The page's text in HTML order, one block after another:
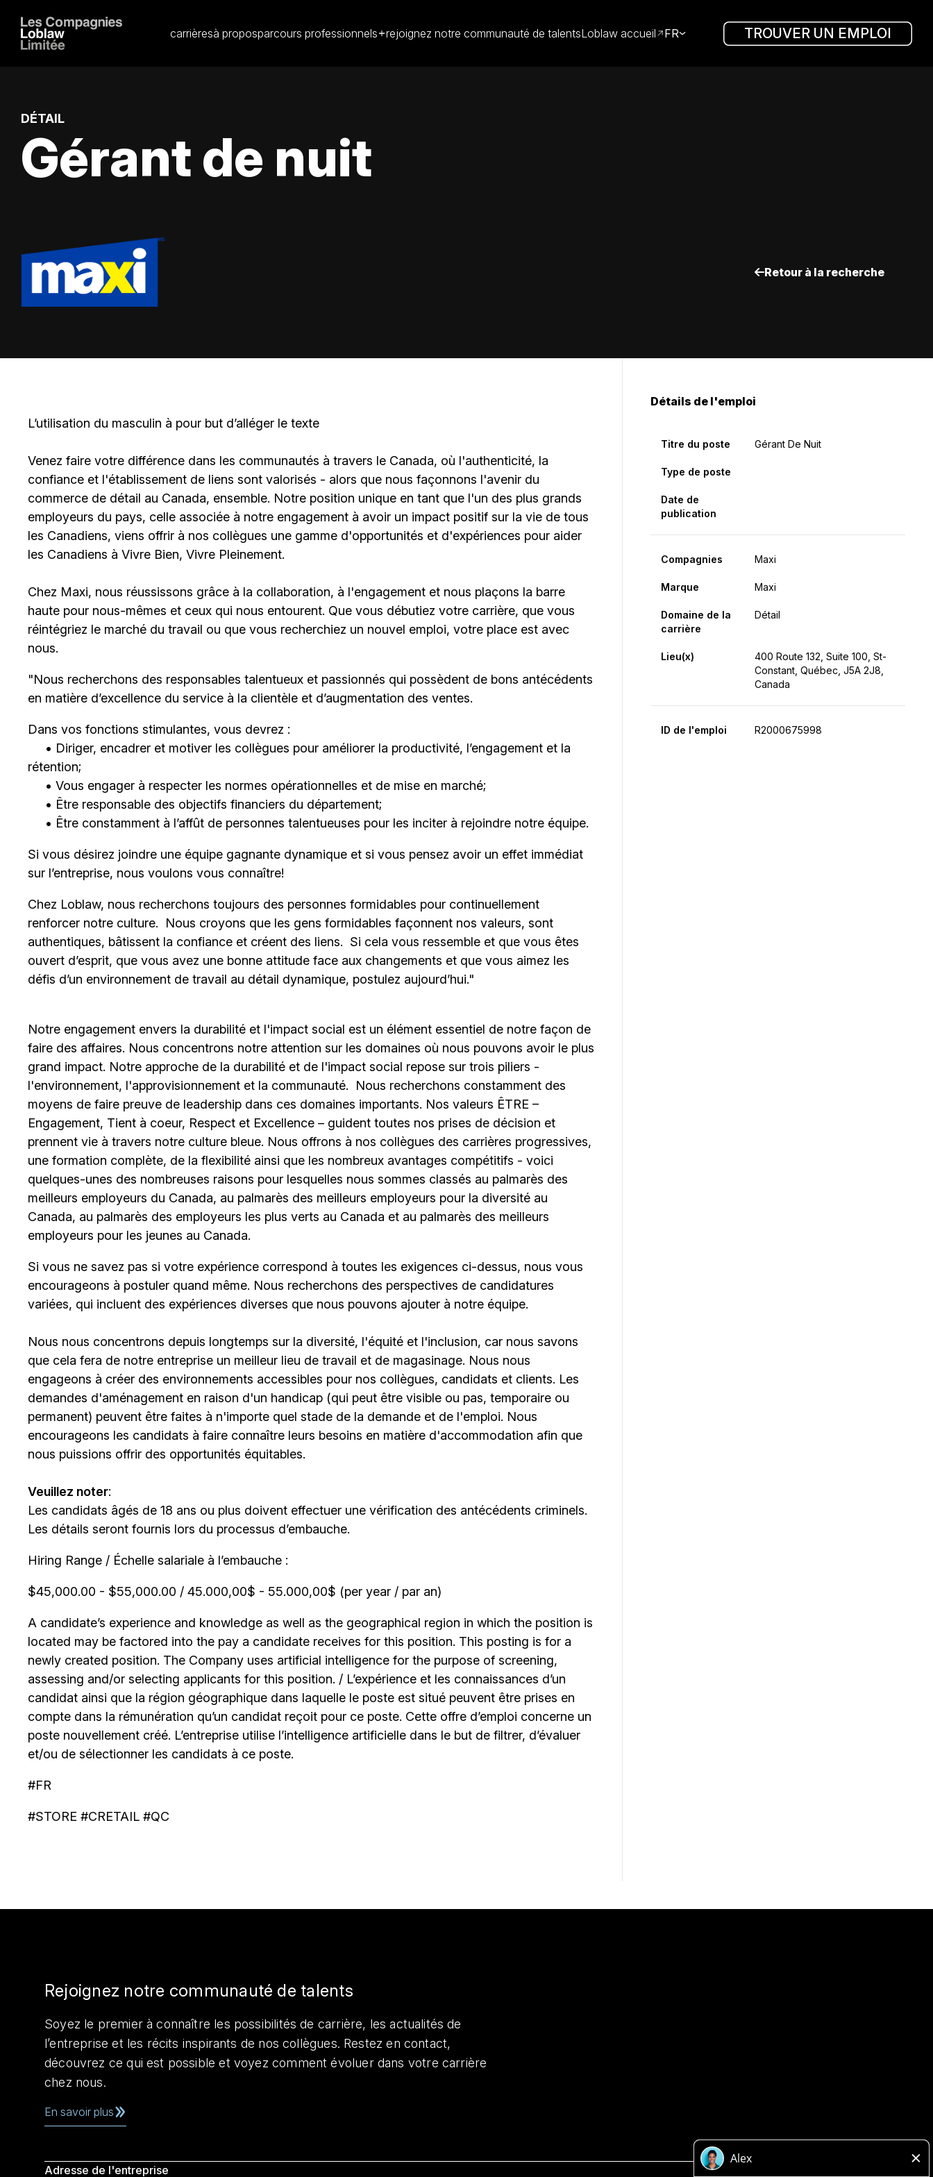
carrièresà proposparcours professionnels rejoignez notre communauté de talentsLoblaw accueil FR TROUVER UN EMPLOI
DÉTAIL
Gérant de nuit
Retour à la recherche
L’utilisation du masculin à pour but d’alléger le texte
Venez faire votre différence dans les communautés à travers le Canada, où l'authenticité, la
confiance et l'établissement de liens sont valorisés - alors que nous façonnons l'avenir du
commerce de détail au Canada, ensemble. Notre position unique en tant que l'un des plus grands
employeurs du pays, celle associée à notre engagement à avoir un impact positif sur la vie de tous
les Canadiens, viens offrir à nos collègues une gamme d'opportunités et d'expériences pour aider
les Canadiens à Vivre Bien, Vivre Pleinement.
Chez Maxi, nous réussissons grâce à la collaboration, à l'engagement et nous plaçons la barre
haute pour nous-mêmes et ceux qui nous entourent. Que vous débutiez votre carrière, que vous
réintégriez le marché du travail ou que vous recherchiez un nouvel emploi, votre place est avec
nous.
"Nous recherchons des responsables talentueux et passionnés qui possèdent de bons antécédents
en matière d’excellence du service à la clientèle et d’augmentation des ventes.
Dans vos fonctions stimulantes, vous devrez :
• Diriger, encadrer et motiver les collègues pour améliorer la productivité, l’engagement et la
rétention;
• Vous engager à respecter les normes opérationnelles et de mise en marché;
• Être responsable des objectifs financiers du département;
• Être constamment à l’affût de personnes talentueuses pour les inciter à rejoindre notre équipe.
Si vous désirez joindre une équipe gagnante dynamique et si vous pensez avoir un effet immédiat
sur l’entreprise, nous voulons vous connaître!
Chez Loblaw, nous recherchons toujours des personnes formidables pour continuellement
renforcer notre culture. Nous croyons que les gens formidables façonnent nos valeurs, sont
authentiques, bâtissent la confiance et créent des liens. Si cela vous ressemble et que vous êtes
ouvert d’esprit, que vous avez une bonne attitude face aux changements et que vous aimez les
défis d’un environnement de travail au détail dynamique, postulez aujourd’hui."
Notre engagement envers la durabilité et l'impact social est un élément essentiel de notre façon de
faire des affaires. Nous concentrons notre attention sur les domaines où nous pouvons avoir le plus
grand impact. Notre approche de la durabilité et de l'impact social repose sur trois piliers -
l'environnement, l'approvisionnement et la communauté.
Nous recherchons constamment des
moyens de faire preuve de leadership dans ces domaines importants. Nos valeurs ÊTRE –
Engagement, Tient à coeur, Respect et Excellence – guident toutes nos prises de décision et
prennent vie à travers notre culture bleue. Nous offrons à nos collègues des carrières progressives,
une formation complète, de la flexibilité ainsi que les nombreux avantages compétitifs - voici
quelques-unes des nombreuses raisons pour lesquelles nous sommes classés au palmarès des
meilleurs employeurs du Canada, au palmarès des meilleurs employeurs pour la diversité au
Canada, au palmarès des employeurs les plus verts au Canada et au palmarès des meilleurs
employeurs pour les jeunes au Canada.
Si vous ne savez pas si votre expérience correspond à toutes les exigences ci-dessus, nous vous
encourageons à postuler quand même. Nous recherchons des perspectives de candidatures
variées, qui incluent des expériences diverses que nous pouvons ajouter à notre équipe.
Nous nous concentrons depuis longtemps sur la diversité, l'équité et l'inclusion, car nous savons
que cela fera de notre entreprise un meilleur lieu de travail et de magasinage. Nous nous
engageons à créer des environnements accessibles pour nos collègues, candidats et clients. Les
demandes d'aménagement en raison d'un handicap (qui peut être visible ou pas, temporaire ou
permanent) peuvent être faites à n'importe quel stade de la demande et de l'emploi. Nous
encourageons les candidats à faire connaître leurs besoins en matière d'accommodation afin que
nous puissions offrir des opportunités équitables.
Veuillez noter:
Les candidats âgés de 18 ans ou plus doivent effectuer une vérification des antécédents criminels.
Les détails seront fournis lors du processus d’embauche.
Hiring Range / Échelle salariale à l’embauche :
$45,000.00 - $55,000.00 / 45.000,00$ - 55.000,00$ (per year / par an)
A candidate’s experience and knowledge as well as the geographical region in which the position is
located may be factored into the pay a candidate receives for this position. This posting is for a
newly created position. The Company uses artificial intelligence for the purpose of screening,
assessing and/or selecting applicants for this position. / L’expérience et les connaissances d’un
candidat ainsi que la région géographique dans laquelle le poste est situé peuvent être prises en
compte dans la rémunération qu’un candidat reçoit pour ce poste. Cette offre d’emploi concerne un
poste nouvellement créé. L’entreprise utilise l’intelligence artificielle dans le but de filtrer, d’évaluer
et/ou de sélectionner les candidats à ce poste.
#FR
#STORE #CRETAIL #QC
Détails de l'emploi
Titre du poste Gérant De Nuit
Type de poste
Date de
publication
Compagnies Maxi
Marque Maxi
Domaine de la
carrière
Détail
Lieu(x)
400 Route 132, Suite 100, St-
Constant, Québec, J5A 2J8,
Canada
ID de l'emploi R2000675998
Rejoignez notre communauté de talents
Soyez le premier à connaître les possibilités de carrière, les actualités de
l’entreprise et les récits inspirants de nos collègues. Restez en contact,
découvrez ce qui est possible et voyez comment évoluer dans votre carrière
chez nous.
En savoir plus
Adresse de l'entreprise